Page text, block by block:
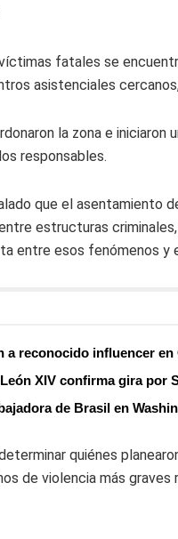
fatales se
asistenciales
la zona e iniciaron
responsables.
que el asentamiento
estructuras
entre esos fenómenos y
a reconocido influencer
XIV confirma gira por
de Brasil en
quiénes
de violencia más